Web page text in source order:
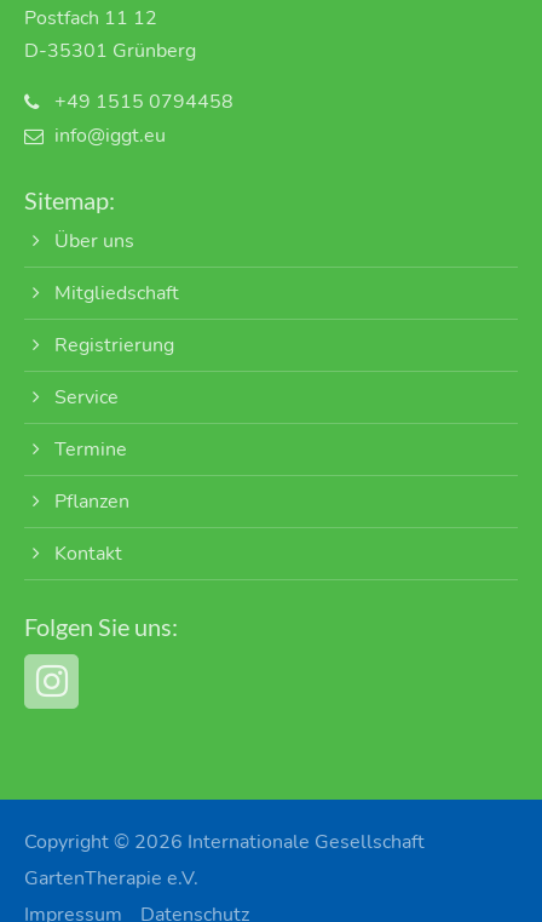
Postfach 11 12
D-35301 Grünberg
+49 1515 0794458
info@iggt.eu
Sitemap:
Über uns
Mitgliedschaft
Registrierung
Service
Termine
Pflanzen
Kontakt
Folgen Sie uns:
Copyright © 2026 Internationale Gesellschaft
GartenTherapie e.V.
Impressum
Datenschutz